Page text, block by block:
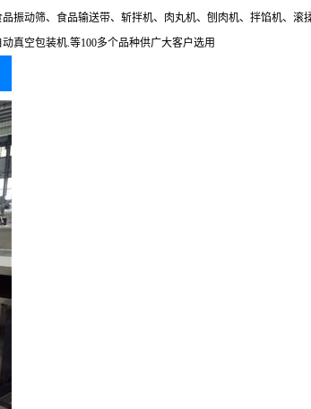
动筛、食品输送带、斩拌机、肉丸机、刨肉机、拌馅机、
真空包装机.等100多个品种供广大客户选用